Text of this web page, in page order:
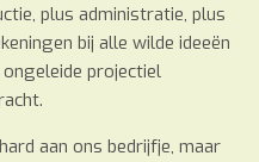
plus administratie, plus
bij alle wilde ideeën
projectiel
aan ons bedrijfje, maar